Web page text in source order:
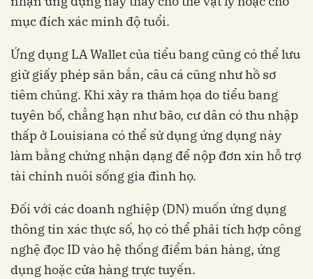
mục đích xác minh độ tuổi.
Ứng dụng LA Wallet của tiểu bang cũng có thể lưu
giữ giấy phép săn bắn, câu cá cũng như hồ sơ
tiêm chủng. Khi xảy ra thảm họa do tiểu bang
tuyên bố, chẳng hạn như bão, cư dân có thu nhập
thấp ở Louisiana có thể sử dụng ứng dụng này
làm bằng chứng nhận dạng để nộp đơn xin hỗ trợ
tài chính nuôi sống gia đình họ.
Đối với các doanh nghiệp (DN) muốn ứng dụng
thông tin xác thực số, họ có thể phải tích hợp công
nghệ đọc ID vào hệ thống điểm bán hàng, ứng
dụng hoặc cửa hàng trực tuyến.